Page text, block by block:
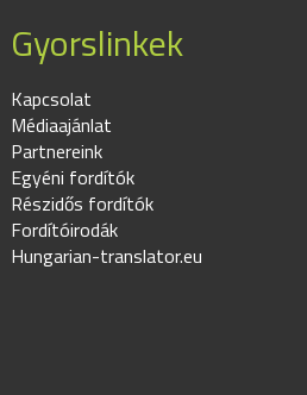
Gyorslinkek
Kapcsolat
Médiaajánlat
Partnereink
Egyéni fordítók
Részidős fordítók
Fordítóirodák
Hungarian-translator.eu